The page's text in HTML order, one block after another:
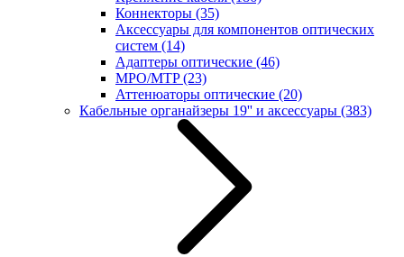
Коннекторы (35)
Аксессуары для компонентов оптических
систем (14)
Адаптеры оптические (46)
MPO/MTP(23)
Аттенюаторы оптические (20)
Кабельные органайзеры 19'' и аксессуары (383)